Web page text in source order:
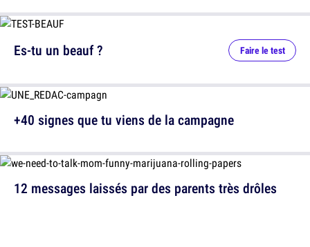
12 messages laissés par des parents très drôles
Es-tu un beauf ? Faire le test
+40 signes que tu viens de la campagne